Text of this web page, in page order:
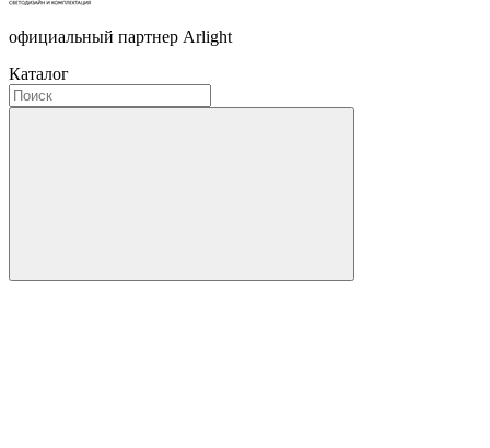
официальный партнер Arlight
Каталог